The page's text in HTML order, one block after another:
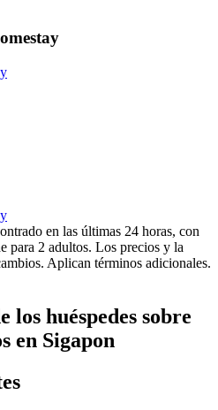
en las últimas 24 horas, con
para 2 adultos. Los precios y la
Aplican términos adicionales.
los huéspedes sobre
en Sigapon